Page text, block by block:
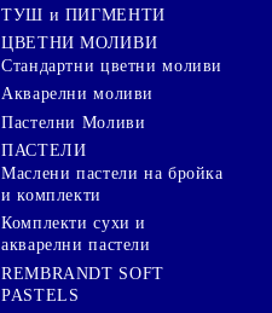
ТУШ и ПИГМЕНТИ
ЦВЕТНИ МОЛИВИ
Стандартни цветни моливи
Акварелни моливи
Пастелни Моливи
ПАСТЕЛИ
Маслени пастели на бройка
и комплекти
Комплекти сухи и
акварелни пастели
REMBRANDT SOFT
PASTELS